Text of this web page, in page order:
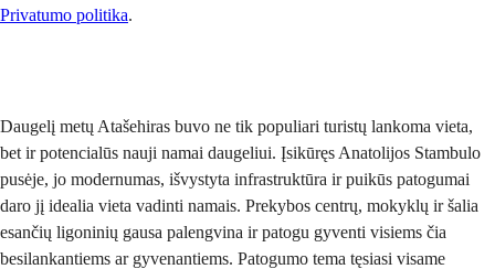
Privatumo politika.
Daugelį metų Atašehiras buvo ne tik populiari turistų lankoma vieta,
bet ir potencialūs nauji namai daugeliui. Įsikūręs Anatolijos Stambulo
pusėje, jo modernumas, išvystyta infrastruktūra ir puikūs patogumai
daro jį idealia vieta vadinti namais. Prekybos centrų, mokyklų ir šalia
esančių ligoninių gausa palengvina ir patogu gyventi visiems čia
besilankantiems ar gyvenantiems. Patogumo tema tęsiasi visame